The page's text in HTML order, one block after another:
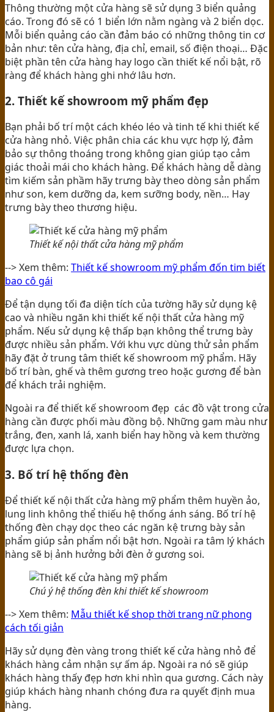
Thông thường một cửa hàng sẽ sử dụng 3 biển quảng
cáo. Trong đó sẽ có 1 biển lớn nằm ngàng và 2 biển dọc.
Mỗi biển quảng cáo cần đảm báo có những thông tin cơ
bản như: tên cửa hàng, địa chỉ, email, số điện thoại… Đặc
biệt phần tên cửa hàng hay logo cần thiết kế nổi bật, rõ
ràng để khách hàng ghi nhớ lâu hơn.
2. Thiết kế showroom mỹ phẩm đẹp
Bạn phải bố trí một cách khéo léo và tinh tế khi thiết kế
cửa hàng nhỏ. Việc phân chia các khu vực hợp lý, đảm
bảo sự thông thoáng trong không gian giúp tạo cảm
giác thoải mái cho khách hàng. Để khách hàng dễ dàng
tìm kiếm sản phầm hãy trưng bày theo dòng sản phẩm
như son, kem dưỡng da, kem sưỡng body, nền… Hay
trưng bày theo thương hiệu.
Thiết kế nội thất cửa hàng mỹ phẩm
--> Xem thêm: Thiết kế showroom mỹ phẩm đốn tim biết
bao cô gái
Để tận dụng tối đa diện tích của tường hãy sử dụng kệ
cao và nhiều ngăn khi thiết kế nội thất cửa hàng mỹ
phẩm. Nếu sử dụng kệ thấp bạn không thể trưng bày
được nhiều sản phẩm. Với khu vực dùng thử sản phẩm
hãy đặt ở trung tâm thiết kế showroom mỹ phẩm. Hãy
bố trí bàn, ghế và thêm gương treo hoặc gương để bàn
để khách trải nghiệm.
Ngoài ra để thiết kế showroom đẹp các đồ vật trong cửa
hàng cần được phối màu đồng bộ. Những gam màu như
trắng, đen, xanh lá, xanh biển hay hồng và kem thường
được lựa chọn.
3. Bố trí hệ thống đèn
Để thiết kế nội thất cửa hàng mỹ phẩm thêm huyền ảo,
lung linh không thể thiếu hệ thống ánh sáng. Bố trí hệ
thống đèn chạy dọc theo các ngăn kệ trưng bày sản
phẩm giúp sản phẩm nổi bật hơn. Ngoài ra tâm lý khách
hàng sẽ bị ảnh hưởng bởi đèn ở gương soi.
Chú ý hệ thống đèn khi thiết kế showroom
--> Xem thêm: Mẫu thiết kế shop thời trang nữ phong
cách tối giản
Hãy sử dụng đèn vàng trong thiết kế cửa hàng nhỏ để
khách hàng cảm nhận sự ấm áp. Ngoài ra nó sẽ giúp
khách hàng thấy đẹp hơn khi nhìn qua gương. Cách này
giúp khách hàng nhanh chóng đưa ra quyết định mua
hàng.